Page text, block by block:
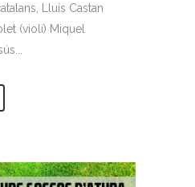
Lluís Castan
(violí) Miquel